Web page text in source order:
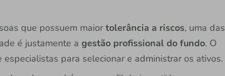
que possuem maior tolerância a riscos, uma das
é justamente a gestão profissional do fundo. O
para selecionar e administrar os ativos.